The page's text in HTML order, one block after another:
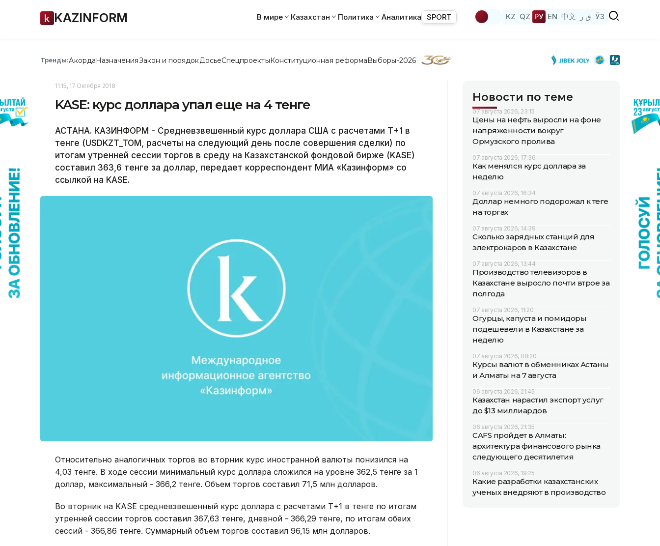
KAZINFORM В мире Казахстан Политика Аналитика SPORT KZ QZ РУ EN 中文 ق ز ЎЗ
Тренды:АкордаНазначенияЗакон и порядок ДосьеСпецпроектыКонституционная реформаВыборы-2026
11:15, 17 Октября 2018
KASE: курс доллара упал еще на 4 тенге
АСТАНА. КАЗИНФОРМ - Средневзвешенный курс доллара США с расчетами Т+1 в
тенге (USDKZT_TOM, расчеты на следующий день после совершения сделки) по
итогам утренней сессии торгов в среду на Казахстанской фондовой бирже (KASE)
составил 363,6 тенге за доллар, передает корреспондент МИА «Казинформ» со
ссылкой на KASE.
Относительно аналогичных торгов во вторник курс иностранной валюты понизился на
4,03 тенге. В ходе сессии минимальный курс доллара сложился на уровне 362,5 тенге за 1
доллар, максимальный - 366,2 тенге. Объем торгов составил 71,5 млн долларов.
Во вторник на KASE средневзвешенный курс доллара с расчетами Т+1 в тенге по итогам
утренней сессии торгов составил 367,63 тенге, дневной - 366,29 тенге, по итогам обеих
сессий - 366,86 тенге. Суммарный объем торгов составил 96,15 млн долларов.
Новости по теме
07 августа 2026, 23:15
Цены на нефть выросли на фоне
напряженности вокруг
Ормузского пролива
07 августа 2026, 17:36
Как менялся курс доллара за
неделю
07 августа 2026, 16:34
Доллар немного подорожал к теңге
на торгах
07 августа 2026, 14:39
Сколько зарядных станций для
электрокаров в Казахстане
07 августа 2026, 13:44
Производство телевизоров в
Казахстане выросло почти втрое за
полгода
07 августа 2026, 11:20
Огурцы, капуста и помидоры
подешевели в Казахстане за
неделю
07 августа 2026, 08:20
Курсы валют в обменниках Астаны
и Алматы на 7 августа
06 августа 2026, 21:45
Казахстан нарастил экспорт услуг
до $13 миллиардов
06 августа 2026, 21:35
CAFS пройдет в Алматы:
архитектура финансового рынка
следующего десятилетия
06 августа 2026, 19:25
Какие разработки казахстанских
ученых внедряют в производство